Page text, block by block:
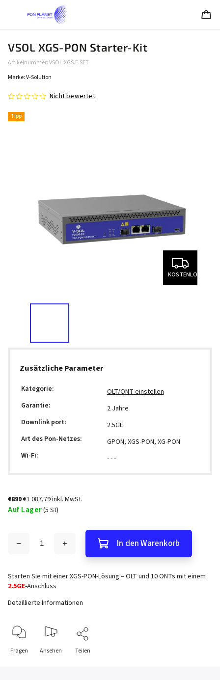
VSOL XGS-PON Starter-Kit
Artikelnummer:VSOL.XGS.E.SET
Tipp
Nicht bewertet
Marke:V-Solution
KOSTENLOS
Zusätzliche Parameter
Kategorie:
OLT/ONT einstellen
Garantie:
2 Jahre
Downlink port:
2.5GE
Art des Pon-Netzes:
GPON, XGS-PON, XG-PON
Wi-Fi: - - -
€899€1 087,79 inkl. MwSt.
Auf Lager(5 St)
In den Warenkorb
Starten Sie mit einer XGS-PON-Lösung – OLT und 10 ONTs mit einem
2.5GE-Anschluss
Detaillierte Informationen
Fragen Ansehen Teilen